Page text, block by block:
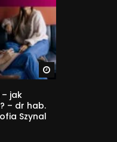
Watch Later
jak
– dr hab.
Szynal